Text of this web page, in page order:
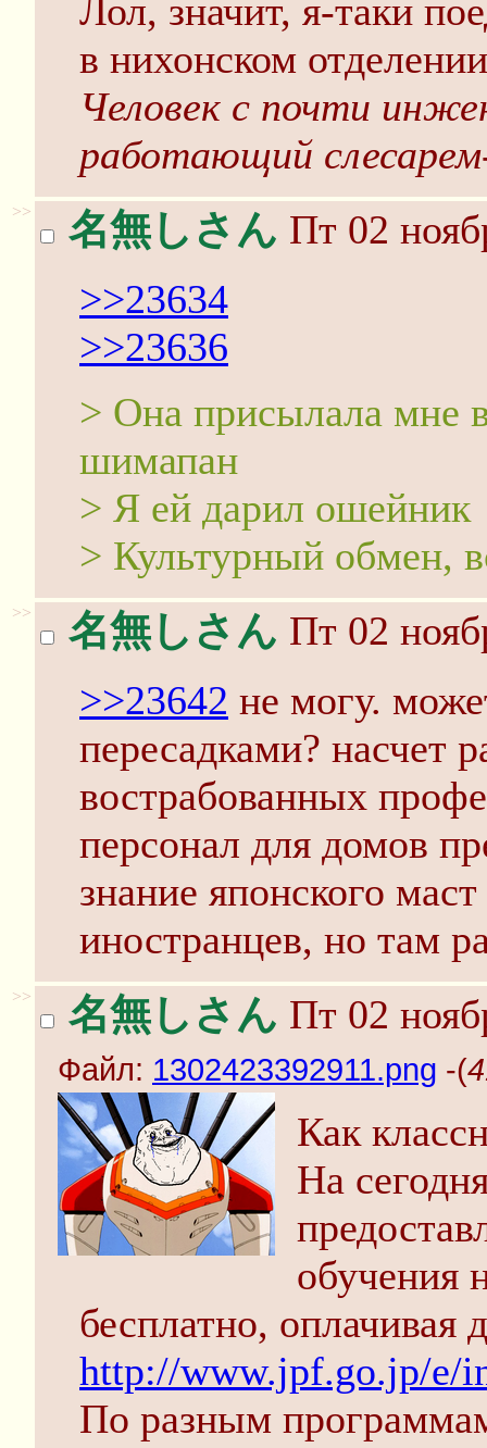
Лол, значит, я-таки
в нихонском
Человек с почти
работающий
>> 名無しさん Пт 02
>>23634
>>23636
> Она присылала мне
шимапан
> Я ей дарил ошейник
> Культурный обмен,
>> 名無しさん Пт 02
>>23642 не могу.
пересадками? насчет
вострабованных
персонал для домов
знание японского
иностранцев, но там
>> 名無しさん Пт 02
Файл: 1302423392911.png -(
Как
На
обучения
бесплатно, оплачивая
http://www.jpf.go.jp/e/
По разным